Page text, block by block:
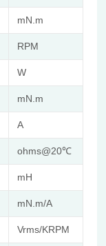
mN.m
RPM
W
mN.m
A
ohms@20℃
mH
mN.m/A
Vrms/KRPM